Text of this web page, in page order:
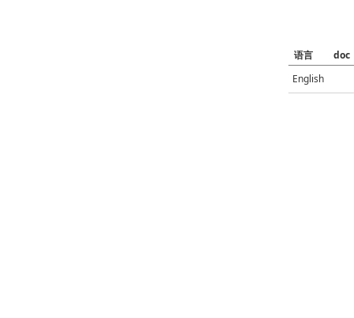
语言
doc
English